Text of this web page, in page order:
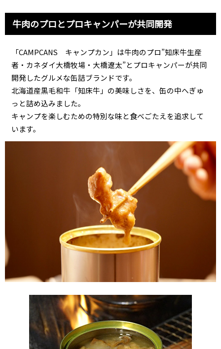
牛肉のプロとプロキャンパーが共同開発
「CAMPCANS キャンプカン」は牛肉のプロ”知床牛生産
者・カネダイ大橋牧場・大橋遼太”とプロキャンパーが共同
開発したグルメな缶詰ブランドです。
北海道産黒毛和牛「知床牛」の美味しさを、缶の中へぎゅ
っと詰め込みました。
キャンプを楽しむための特別な味と食べごたえを追求して
います。